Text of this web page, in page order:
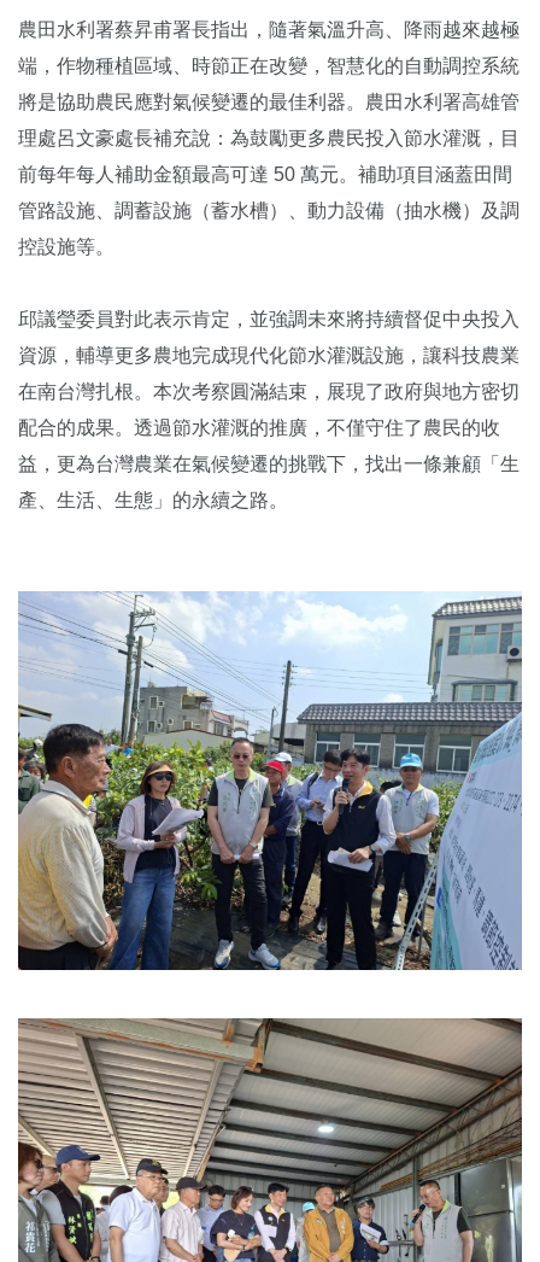
農田水利署蔡昇甫署長指出，隨著氣溫升高、降雨越來越極
端，作物種植區域、時節正在改變，智慧化的自動調控系統
將是協助農民應對氣候變遷的最佳利器。農田水利署高雄管
理處呂文豪處長補充說：為鼓勵更多農民投入節水灌溉，目
前每年每人補助金額最高可達 50 萬元。補助項目涵蓋田間
管路設施、調蓄設施（蓄水槽）、動力設備（抽水機）及調
控設施等。
邱議瑩委員對此表示肯定，並強調未來將持續督促中央投入
資源，輔導更多農地完成現代化節水灌溉設施，讓科技農業
在南台灣扎根。本次考察圓滿結束，展現了政府與地方密切
配合的成果。透過節水灌溉的推廣，不僅守住了農民的收
益，更為台灣農業在氣候變遷的挑戰下，找出一條兼顧「生
產、生活、生態」的永續之路。